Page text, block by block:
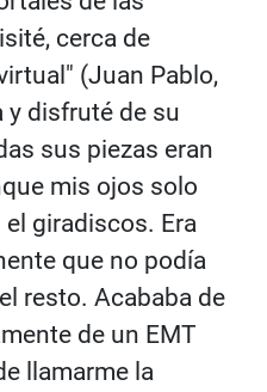
cerca de
(Juan Pablo,
y disfruté de su
sus piezas eran
mis ojos solo
giradiscos. Era
que no podía
resto. Acababa de
de un EMT
llamarme la